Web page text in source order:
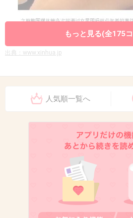
出典：www.xinhua.jp
もっと見る(全175
人気順一覧へ